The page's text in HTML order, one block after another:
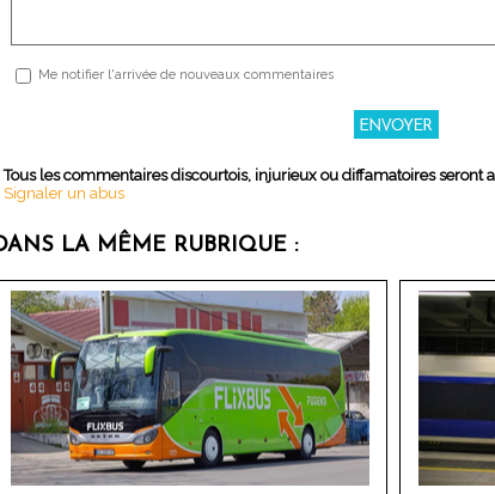
Me notifier l'arrivée de nouveaux commentaires
Tous les commentaires discourtois, injurieux ou diffamatoires seront
Signaler un abus
LA MÊME RUBRIQUE :